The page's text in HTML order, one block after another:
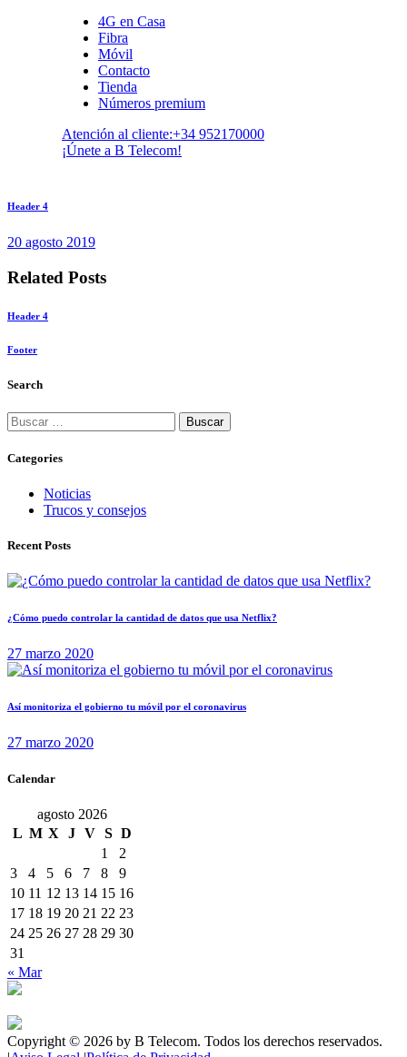
4G en Casa
Fibra
Móvil
Contacto
Tienda
Números premium
Atención al cliente:+34 952170000
¡Únete a B Telecom!
Navegación
de
Previous
Header 4
20 agosto 2019
Related Posts
Header 4
Footer
Search
Buscar:
Categories
Noticias
Trucos y consejos
Recent Posts
¿Cómo puedo controlar la cantidad de datos que usa Netflix?
27 marzo 2020
Así monitoriza el gobierno tu móvil por el coronavirus
27 marzo 2020
Calendar
agosto 2026
L M X J V S D
1
2
3
4 5 6 7 8
9
10 11 12 13 14 15 16
17 18 19 20 21 22 23
24 25 26 27 28 29 30
31
« Mar
Copyright © 2026 by B Telecom. Todos los derechos reservados.